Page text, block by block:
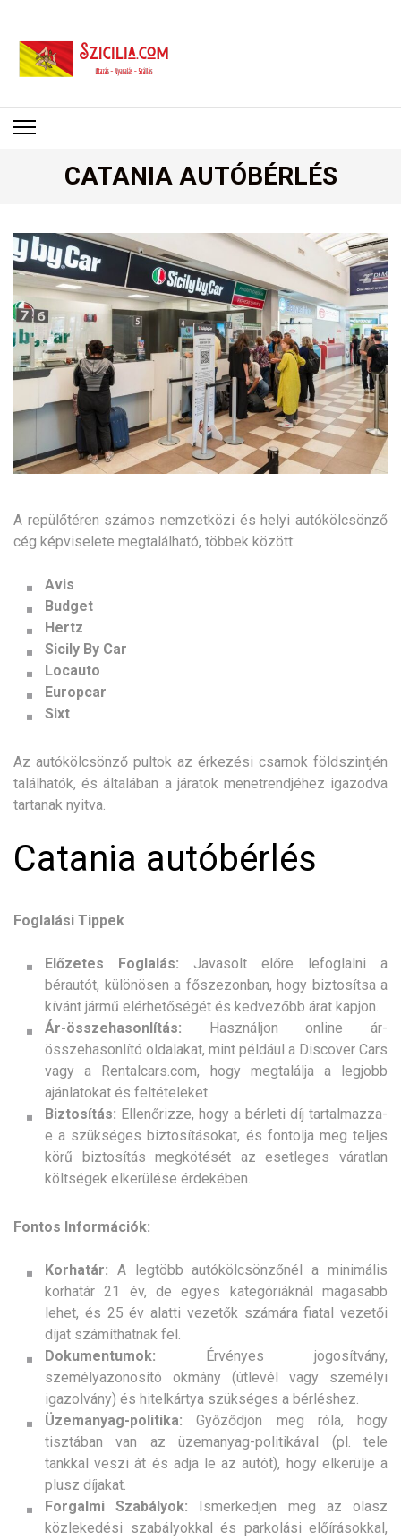
SZICÍLIA
CATANIA AUTÓBÉRLÉS
A repülőtéren számos nemzetközi és helyi autókölcsönző
cég képviselete megtalálható, többek között:
Avis
Budget
Hertz
Sicily By Car
Locauto
Europcar
Sixt
Az autókölcsönző pultok az érkezési csarnok földszintjén
találhatók, és általában a járatok menetrendjéhez igazodva
tartanak nyitva.
Catania autóbérlés
Foglalási Tippek
Előzetes Foglalás: Javasolt előre lefoglalni a
bérautót, különösen a főszezonban, hogy biztosítsa a
kívánt jármű elérhetőségét és kedvezőbb árat kapjon.
Ár-összehasonlítás: Használjon online ár-
összehasonlító oldalakat, mint például a Discover Cars
vagy a Rentalcars.com, hogy megtalálja a legjobb
ajánlatokat és feltételeket.
Biztosítás: Ellenőrizze, hogy a bérleti díj tartalmazza-
e a szükséges biztosításokat, és fontolja meg teljes
körű biztosítás megkötését az esetleges váratlan
költségek elkerülése érdekében.
Fontos Információk:
Korhatár: A legtöbb autókölcsönzőnél a minimális
korhatár 21 év, de egyes kategóriáknál magasabb
lehet, és 25 év alatti vezetők számára fiatal vezetői
díjat számíthatnak fel.
Dokumentumok: Érvényes jogosítvány,
személyazonosító okmány (útlevél vagy személyi
igazolvány) és hitelkártya szükséges a bérléshez.
Üzemanyag-politika: Győződjön meg róla, hogy
tisztában van az üzemanyag-politikával (pl. tele
tankkal veszi át és adja le az autót), hogy elkerülje a
plusz díjakat.
Forgalmi Szabályok: Ismerkedjen meg az olasz
közlekedési szabályokkal és parkolási előírásokkal,